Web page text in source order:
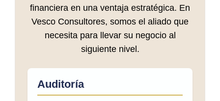
financiera en una ventaja estratégica. En
Vesco Consultores, somos el aliado que
necesita para llevar su negocio al
siguiente nivel.
Auditoría